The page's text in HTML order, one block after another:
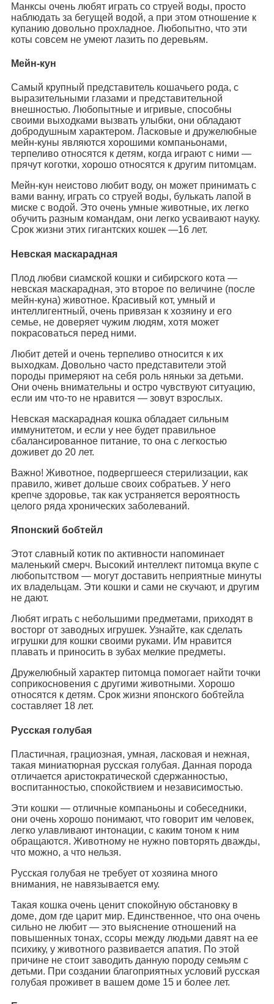
Манксы очень любят играть со струей воды, просто
наблюдать за бегущей водой, а при этом отношение к
купанию довольно прохладное. Любопытно, что эти
коты совсем не умеют лазить по деревьям.
Мейн-кун
Самый крупный представитель кошачьего рода, с
выразительными глазами и представительной
внешностью. Любопытные и игривые, способны
своими выходками вызвать улыбки, они обладают
добродушным характером. Ласковые и дружелюбные
мейн-куны являются хорошими компаньонами,
терпеливо относятся к детям, когда играют с ними —
прячут коготки, хорошо относятся к другим питомцам.
Мейн-кун неистово любит воду, он может принимать с
вами ванну, играть со струей воды, булькать лапой в
миске с водой. Это очень умные животные, их легко
обучить разным командам, они легко усваивают науку.
Срок жизни этих гигантских кошек —16 лет.
Невская маскарадная
Плод любви сиамской кошки и сибирского кота —
невская маскарадная, это второе по величине (после
мейн-куна) животное. Красивый кот, умный и
интеллигентный, очень привязан к хозяину и его
семье, не доверяет чужим людям, хотя может
покрасоваться перед ними.
Любит детей и очень терпеливо относится к их
выходкам. Довольно часто представители этой
породы примеряют на себя роль няньки за детьми.
Они очень внимательны и остро чувствуют ситуацию,
если им что-то не нравится — зовут взрослых.
Невская маскарадная кошка обладает сильным
иммунитетом, и если у нее будет правильное
сбалансированное питание, то она с легкостью
доживет до 20 лет.
Важно! Животное, подвергшееся стерилизации, как
правило, живет дольше своих собратьев. У него
крепче здоровье, так как устраняется вероятность
целого ряда хронических заболеваний.
Японский бобтейл
Этот славный котик по активности напоминает
маленький смерч. Высокий интеллект питомца вкупе с
любопытством — могут доставить неприятные минуты
их владельцам. Эти кошки и сами не скучают, и другим
не дают.
Любят играть с небольшими предметами, приходят в
восторг от заводных игрушек. Узнайте, как сделать
игрушки для кошки своими руками. Им нравится
плавать и приносить в зубах мелкие предметы.
Дружелюбный характер питомца помогает найти точки
соприкосновения с другими животными. Хорошо
относятся к детям. Срок жизни японского бобтейла
составляет 18 лет.
Русская голубая
Пластичная, грациозная, умная, ласковая и нежная,
такая миниатюрная русская голубая. Данная порода
отличается аристократической сдержанностью,
воспитанностью, спокойствием и независимостью.
Эти кошки — отличные компаньоны и собеседники,
они очень хорошо понимают, что говорит им человек,
легко улавливают интонации, с каким тоном к ним
обращаются. Животному не нужно повторять дважды,
что можно, а что нельзя.
Русская голубая не требует от хозяина много
внимания, не навязывается ему.
Такая кошка очень ценит спокойную обстановку в
доме, дом где царит мир. Единственное, что она очень
сильно не любит — это выяснение отношений на
повышенных тонах, ссоры между людьми давят на ее
психику, у животного развивается апатия. По этой
причине не стоит заводить данную породу семьям с
детьми. При создании благоприятных условий русская
голубая проживет в вашем доме 15 и более лет.